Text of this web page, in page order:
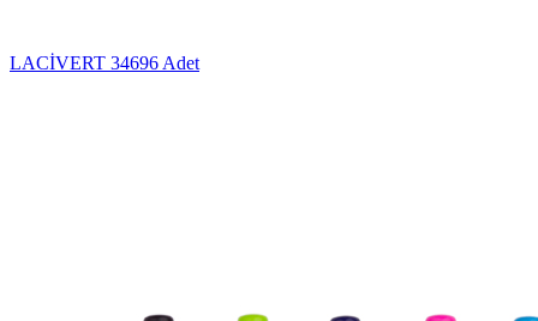
LACİVERT 34696 Adet